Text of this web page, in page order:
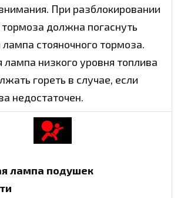
При разблокировании
тормоза должна погаснуть
лампа стояночного тормоза.
лампа низкого уровня топлива
гореть в случае, если
недостаточен.
лампа подушек